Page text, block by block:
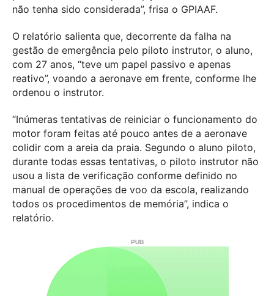
não tenha sido considerada”, frisa o GPIAAF.
O relatório salienta que, decorrente da falha na
gestão de emergência pelo piloto instrutor, o aluno,
com 27 anos, “teve um papel passivo e apenas
reativo”, voando a aeronave em frente, conforme lhe
ordenou o instrutor.
“Inúmeras tentativas de reiniciar o funcionamento do
motor foram feitas até pouco antes de a aeronave
colidir com a areia da praia. Segundo o aluno piloto,
durante todas essas tentativas, o piloto instrutor não
usou a lista de verificação conforme definido no
manual de operações de voo da escola, realizando
todos os procedimentos de memória”, indica o
relatório.